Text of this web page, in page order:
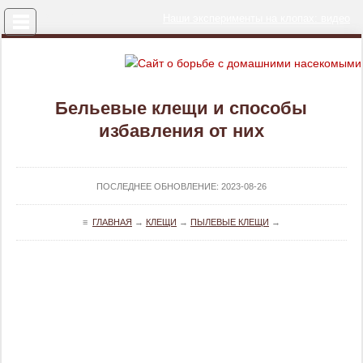
Бельевые клещи и способы
избавления от них
ПОСЛЕДНЕЕ ОБНОВЛЕНИЕ: 2023-08-26
≡ ГЛАВНАЯ → КЛЕЩИ → ПЫЛЕВЫЕ КЛЕЩИ →